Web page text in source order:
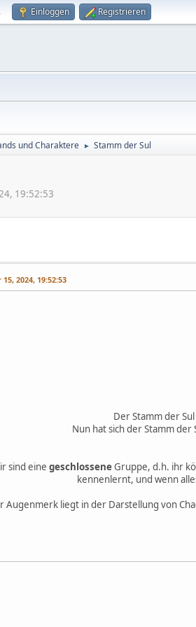
Einloggen Registrieren
und Charaktere ► Stamm der Sul
19:52:53
2024, 19:52:53
Der Stamm der
Nun hat sich der Stamm
sind eine geschlosseneGruppe, d.h. ihr
kennenlernt, und wenn
Augenmerk liegt in der Darstellung von